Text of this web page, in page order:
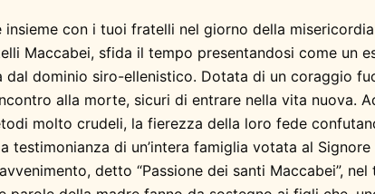
con i tuoi fratelli nel giorno della
Maccabei, sfida il tempo presentandosi come un
dal dominio siro-ellenistico. Dotata di un coraggio
alla morte, sicuri di entrare nella vita nuova.
molto crudeli, la fierezza della loro fede
di un’intera famiglia votata al Signore
detto “Passione dei santi Maccabei”, nel